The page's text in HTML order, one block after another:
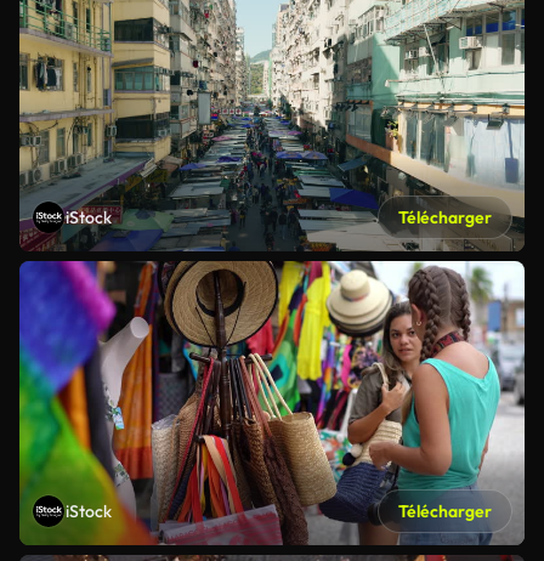
iStock Télécharger
iStock Télécharger